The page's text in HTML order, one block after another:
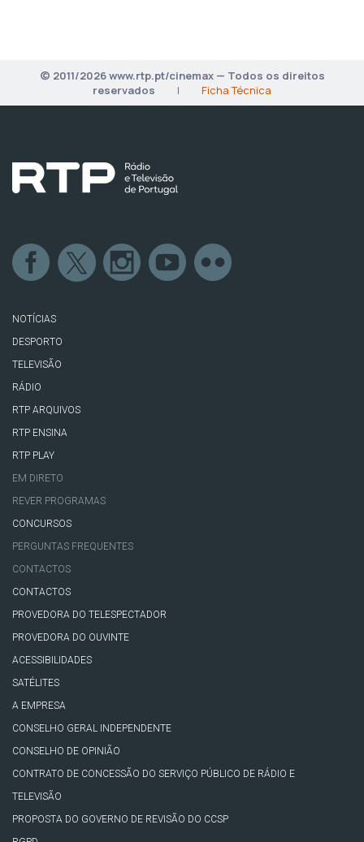
© 2011/2026 www.rtp.pt/cinemax — Todos os direitos
reservados
| Ficha Técnica
NOTÍCIAS
DESPORTO
TELEVISÃO
RÁDIO
RTP ARQUIVOS
RTP ENSINA
RTP PLAY
EM DIRETO
REVER PROGRAMAS
CONCURSOS
PERGUNTAS FREQUENTES
CONTACTOS
CONTACTOS
PROVEDORA DO TELESPECTADOR
PROVEDORA DO OUVINTE
ACESSIBILIDADES
SATÉLITES
A EMPRESA
CONSELHO GERAL INDEPENDENTE
CONSELHO DE OPINIÃO
CONTRATO DE CONCESSÃO DO SERVIÇO PÚBLICO DE RÁDIO E
TELEVISÃO
PROPOSTA DO GOVERNO DE REVISÃO DO CCSP